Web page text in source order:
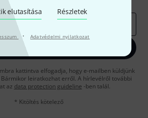
elutasítása Részletek
· Adatvédelmi nyilatkozat
Bejelentkezés
kattintva elfogadja, hogy e-mailben küldjünk
leiratkozhat erről. A hírlevélről további
az data protection guideline -ben talál.
* Kitöltés kötelező